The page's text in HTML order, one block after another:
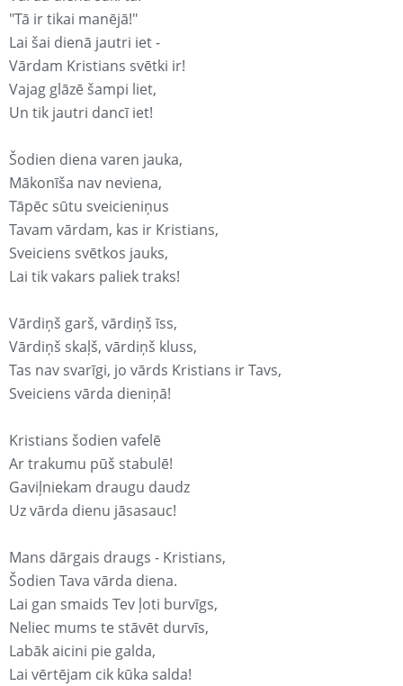
"Tā ir tikai manējā!"
Lai šai dienā jautri iet -
Vārdam Kristians svētki ir!
Vajag glāzē šampi liet,
Un tik jautri dancī iet!
Šodien diena varen jauka,
Mākonīša nav neviena,
Tāpēc sūtu sveicieniņus
Tavam vārdam, kas ir Kristians,
Sveiciens svētkos jauks,
Lai tik vakars paliek traks!
Vārdiņš garš, vārdiņš īss,
Vārdiņš skaļš, vārdiņš kluss,
Tas nav svarīgi, jo vārds Kristians ir Tavs,
Sveiciens vārda dieniņā!
Kristians šodien vafelē
Ar trakumu pūš stabulē!
Gaviļniekam draugu daudz
Uz vārda dienu jāsasauc!
Mans dārgais draugs - Kristians,
Šodien Tava vārda diena.
Lai gan smaids Tev ļoti burvīgs,
Neliec mums te stāvēt durvīs,
Labāk aicini pie galda,
Lai vērtējam cik kūka salda!